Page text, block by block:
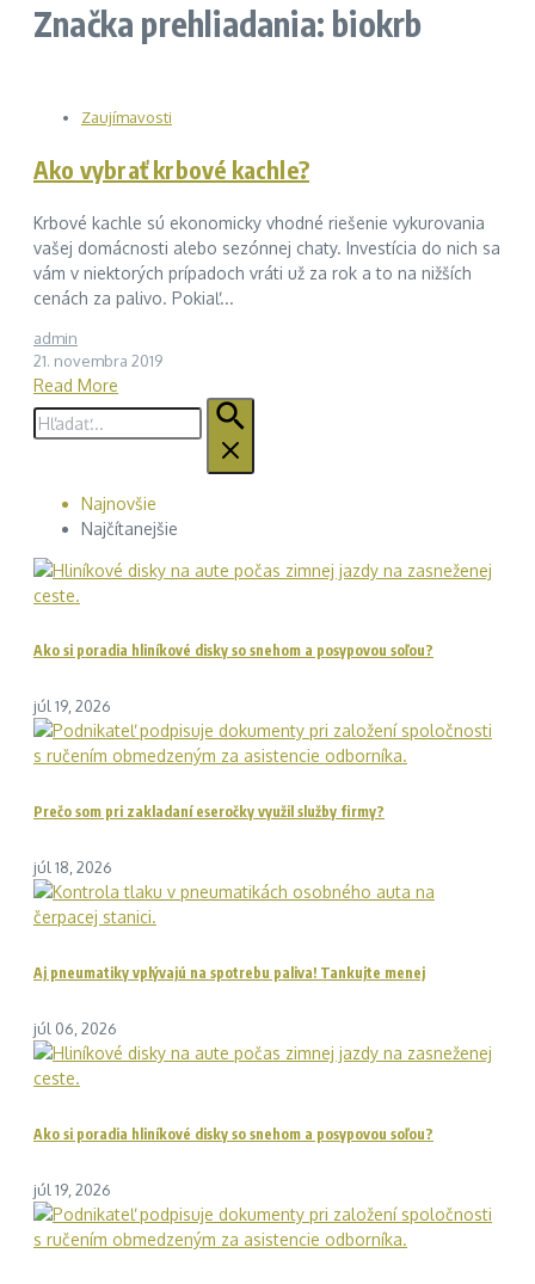
Značka prehliadania: biokrb
Zaujímavosti
Ako vybrať krbové kachle?
Krbové kachle sú ekonomicky vhodné riešenie vykurovania
vašej domácnosti alebo sezónnej chaty. Investícia do nich sa
vám v niektorých prípadoch vráti už za rok a to na nižších
cenách za palivo. Pokiaľ...
admin
21. novembra 2019
Read More
Hľadať:
Najnovšie
Najčítanejšie
Ako si poradia hliníkové disky so snehom a posypovou soľou?
júl 19, 2026
Prečo som pri zakladaní eseročky využil služby firmy?
júl 18, 2026
Aj pneumatiky vplývajú na spotrebu paliva! Tankujte menej
júl 06, 2026
Ako si poradia hliníkové disky so snehom a posypovou soľou?
júl 19, 2026